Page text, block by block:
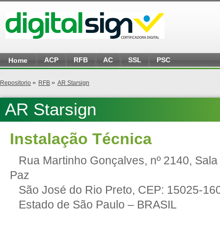
Home ACP RFB AC SSL PSC
Repositorio RFB AR Starsign
AR Starsign
Instalação Técnica
Rua Martinho Gonçalves, nº 2140,
Paz
São José do Rio Preto, CEP: 15025-
Estado de São Paulo – BRASIL